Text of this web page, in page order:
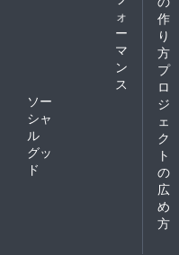
ォ
ー
マ
ン
ス
ソー
シャ
ル
グッ
ド
作
り
方
プ
ロ
ジ
ェ
ク
ト
の
広
め
方